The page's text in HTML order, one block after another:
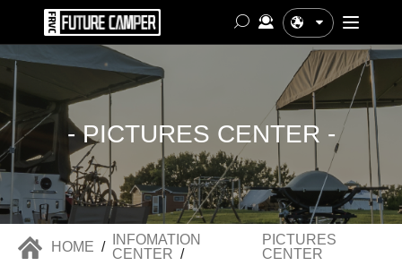
中文
- PICTURES CENTER -
HOME /
INFOMATION
CENTER /
PICTURES
CENTER